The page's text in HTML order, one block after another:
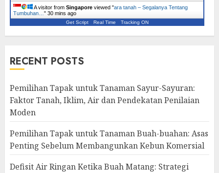
A visitor from Singapore viewed "ara tanah – Segalanya Tentang
Tumbuhan… " 30 mins ago
Get Script Real Time Tracking ON
RECENT POSTS
Pemilihan Tapak untuk Tanaman Sayur-Sayuran:
Faktor Tanah, Iklim, Air dan Pendekatan Penilaian
Moden
Pemilihan Tapak untuk Tanaman Buah-buahan: Asas
Penting Sebelum Membangunkan Kebun Komersial
Defisit Air Ringan Ketika Buah Matang: Strategi